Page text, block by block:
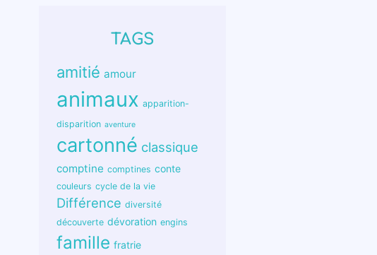
TAGS
amitié amour
animaux apparition-
disparition aventure
cartonné classique
comptine comptines conte
couleurs cycle de la vie
Différence diversité
découverte dévoration engins
famille fratrie